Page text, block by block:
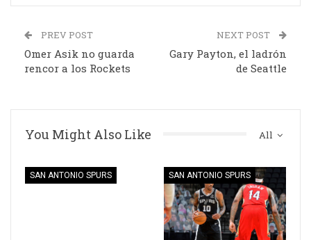
PREV POST
Omer Asik no guarda
rencor a los Rockets
NEXT POST
Gary Payton, el ladrón
de Seattle
All
You Might Also Like
SAN ANTONIO SPURS SAN ANTONIO SPURS